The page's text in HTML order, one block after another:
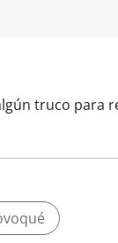
truco para